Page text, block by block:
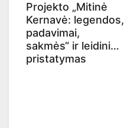
Projekto „Mitinė
Kernavė: legendos,
padavimai,
sakmės“ ir leidinio
pristatymas